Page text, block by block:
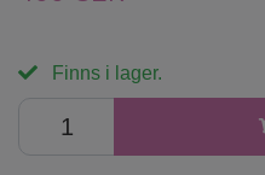
Finns i lager.